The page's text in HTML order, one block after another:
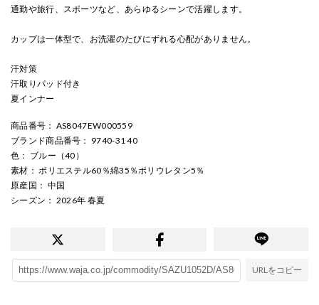
通勤や旅行、スポーツなど、あらゆるシーンで活躍します。
カップは一体型で、お洗濯のたびにずれる心配がありません。
汗対策
汗取りパッド付き
夏インナー
商品番号 ： AS8047EW000559
ブランド商品番号 ： 9740-31 40
色 ： ブルー（40）
素材 ： ポリエステル60％綿35％ポリウレタン5％
原産国 ： 中国
シーズン ： 2026年 春夏
URLをコピー